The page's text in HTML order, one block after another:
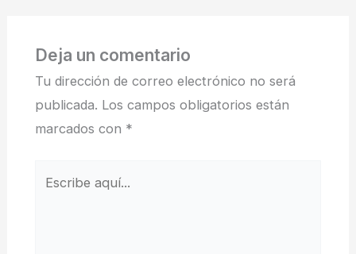
Deja un comentario
Tu dirección de correo electrónico no será
publicada. Los campos obligatorios están
marcados con *